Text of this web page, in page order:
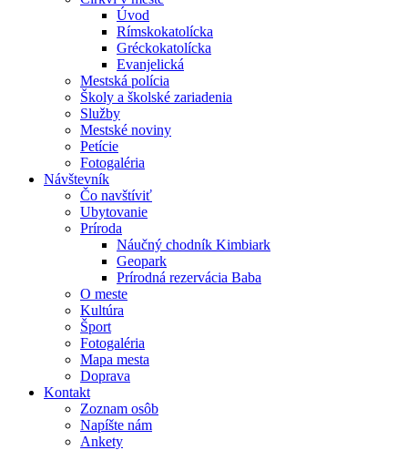
Úvod
Rímskokatolícka
Gréckokatolícka
Evanjelická
Mestská polícia
Školy a školské zariadenia
Služby
Mestské noviny
Petície
Fotogaléria
Návštevník
Čo navštíviť
Ubytovanie
Príroda
Náučný chodník Kimbiark
Geopark
Prírodná rezervácia Baba
O meste
Kultúra
Šport
Fotogaléria
Mapa mesta
Doprava
Kontakt
Zoznam osôb
Napíšte nám
Ankety